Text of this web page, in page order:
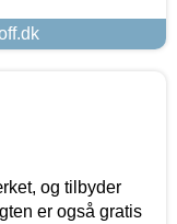
og tilbyder
er også gratis